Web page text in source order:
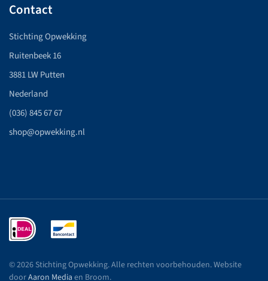
Contact
Stichting Opwekking
Ruitenbeek 16
3881 LW Putten
Nederland
(036) 845 67 67
shop@opwekking.nl
©2026 Stichting Opwekking. Alle rechten voorbehouden. Website
doorAaron Media en Broom.